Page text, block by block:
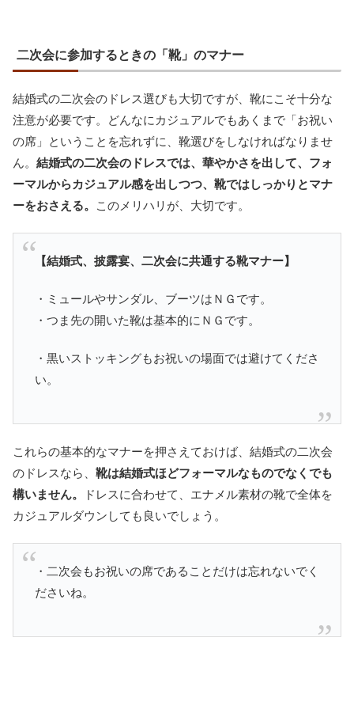
二次会に参加するときの「靴」のマナー
結婚式の二次会のドレス選びも大切ですが、靴にこそ十分な
注意が必要です。どんなにカジュアルでもあくまで「お祝い
の席」ということを忘れずに、靴選びをしなければなりませ
ん。 結婚式の二次会のドレスでは、華やかさを出して、フォ
ーマルからカジュアル感を出しつつ、靴ではしっかりとマナ
ーをおさえる。
このメリハリが、大切です。
【結婚式、披露宴、二次会に共通する靴マナー】
・ミュールやサンダル、ブーツはＮＧです。
・つま先の開いた靴は基本的にＮＧです。
・黒いストッキングもお祝いの場面では避けてくださ
い。
これらの基本的なマナーを押さえておけば、結婚式の二次会
のドレスなら、 靴は結婚式ほどフォーマルなものでなくでも
構いません。
ドレスに合わせて、エナメル素材の靴で全体を
カジュアルダウンしても良いでしょう。
・二次会もお祝いの席であることだけは忘れないでく
ださいね。